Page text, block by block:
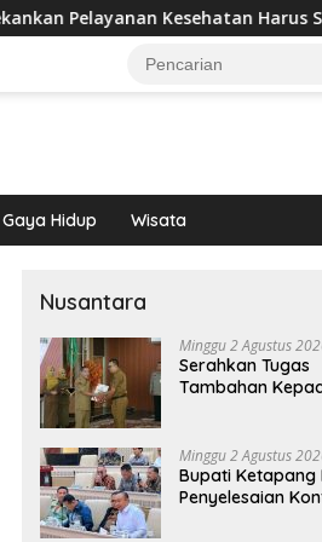
Harus Semakin Baik
Gaya Hidup Wisata
Nusantara
Minggu 2 Agustus
Serahkan Tugas
Tambahan Kepada
Kesehatan Harus
Baik
Minggu 2 Agustus
Bupati Ketapang
Penyelesaian